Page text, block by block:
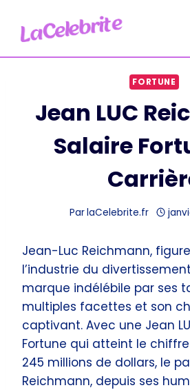
contenu
FORTUNE
Jean LUC
Salaire
ParlaCelebrite.fr
Jean-Luc Reichmann,
l’industrie du
marque indélébile par ses
multiples facettes et son
captivant. Avec une Jean
Fortune qui atteint le
245 millions de dollars, le
Reichmann, depuis ses